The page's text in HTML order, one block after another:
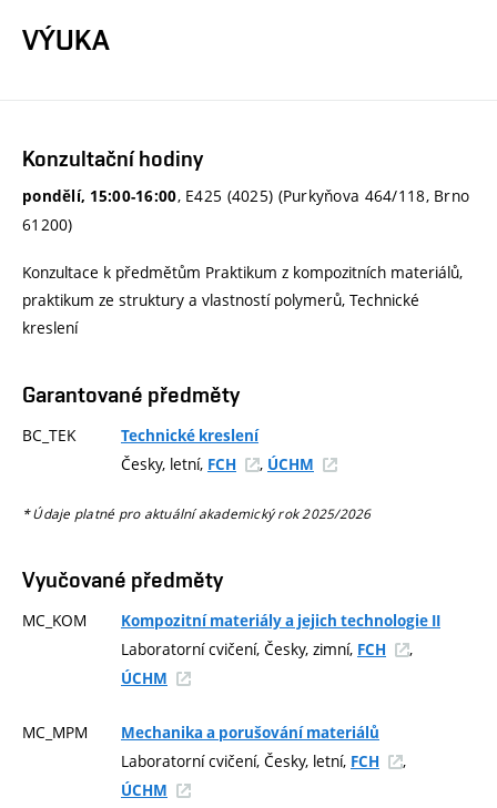
VÝUKA
Konzultační hodiny
pondělí, 15:00-16:00, E425 (4025) (Purkyňova 464/118, Brno
61200)
Konzultace k předmětům Praktikum z kompozitních materiálů,
praktikum ze struktury a vlastností polymerů, Technické
kreslení
Garantované předměty
BC_TEK Technické kreslení
Česky, letní, FCH , ÚCHM
* Údaje platné pro aktuální akademický rok 2025/2026
Vyučované předměty
MC_KOM Kompozitní materiály a jejich technologie II
Laboratorní cvičení, Česky, zimní, FCH ,
ÚCHM
MC_MPM Mechanika a porušování materiálů
Laboratorní cvičení, Česky, letní, FCH ,
ÚCHM